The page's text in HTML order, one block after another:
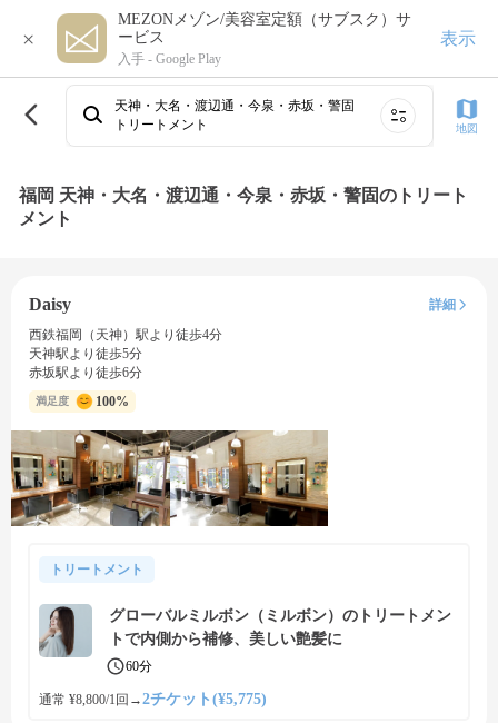
×
MEZONメゾン/美容室定額（サブスク）サ
ービス
入手 - Google Play
表示
天神・大名・渡辺通・今泉・赤坂・警固
トリートメント
地図
福岡 天神・大名・渡辺通・今泉・赤坂・警固のトリート
メント
Daisy
詳細
西鉄福岡（天神）駅より徒歩4分
天神駅より徒歩5分
赤坂駅より徒歩6分
満足度 100%
トリートメント
グローバルミルボン（ミルボン）のトリートメン
トで内側から補修、美しい艶髪に
60分
通常 ¥8,800/1回 →2チケット(¥5,775)